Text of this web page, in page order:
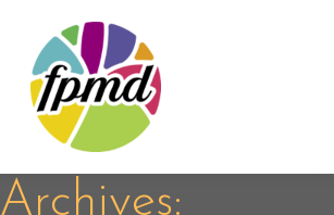
Archives: